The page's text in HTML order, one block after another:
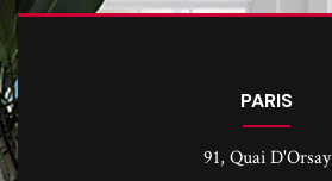
PARIS
91, Quai D'Orsay